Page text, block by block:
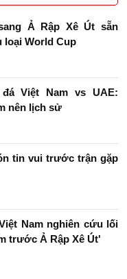
Ả Rập Xê Út sẵn
loại World Cup
Việt Nam vs UAE:
nên lịch sử
tin vui trước trận gặp
Nam nghiên cứu lối
trước Ả Rập Xê Út'